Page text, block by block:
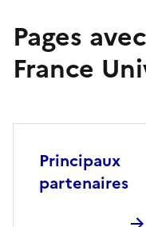
Pages
France
Principaux
partenaires